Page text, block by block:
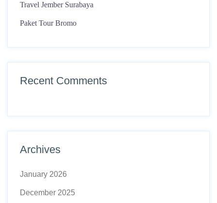
Travel Jember Surabaya
Paket Tour Bromo
Recent Comments
Archives
January 2026
December 2025